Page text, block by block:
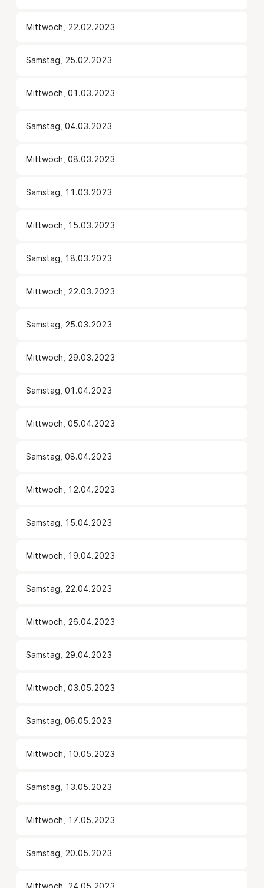
Mittwoch, 22.02.2023
Samstag, 25.02.2023
Mittwoch, 01.03.2023
Samstag, 04.03.2023
Mittwoch, 08.03.2023
Samstag, 11.03.2023
Mittwoch, 15.03.2023
Samstag, 18.03.2023
Mittwoch, 22.03.2023
Samstag, 25.03.2023
Mittwoch, 29.03.2023
Samstag, 01.04.2023
Mittwoch, 05.04.2023
Samstag, 08.04.2023
Mittwoch, 12.04.2023
Samstag, 15.04.2023
Mittwoch, 19.04.2023
Samstag, 22.04.2023
Mittwoch, 26.04.2023
Samstag, 29.04.2023
Mittwoch, 03.05.2023
Samstag, 06.05.2023
Mittwoch, 10.05.2023
Samstag, 13.05.2023
Mittwoch, 17.05.2023
Samstag, 20.05.2023
Mittwoch, 24.05.2023